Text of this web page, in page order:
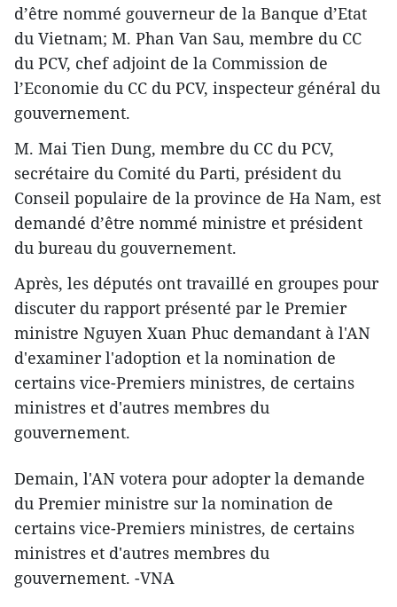
d’être nommé gouverneur de la Banque d’Etat
du Vietnam; M. Phan Van Sau, membre du CC
du PCV, chef adjoint de la Commission de
l’Economie du CC du PCV, inspecteur général du
gouvernement.
M. Mai Tien Dung, membre du CC du PCV,
secrétaire du Comité du Parti, président du
Conseil populaire de la province de Ha Nam, est
demandé d’être nommé ministre et président
du bureau du gouvernement.
Après, les députés ont travaillé en groupes pour
discuter du rapport présenté par le Premier
ministre Nguyen Xuan Phuc demandant à l'AN
d'examiner l'adoption et la nomination de
certains vice-Premiers ministres, de certains
ministres et d'autres membres du
gouvernement.
Demain, l'AN votera pour adopter la demande
du Premier ministre sur la nomination de
certains vice-Premiers ministres, de certains
ministres et d'autres membres du
gouvernement. -VNA